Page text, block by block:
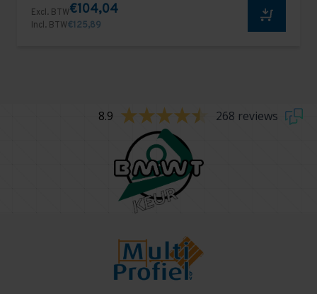
Excl. BTW€104,04
Incl. BTW€125,89
8.9 268 reviews